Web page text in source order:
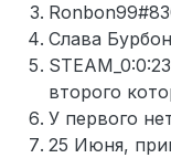
Слава Бурбон
второго
У первого
25 Июня,